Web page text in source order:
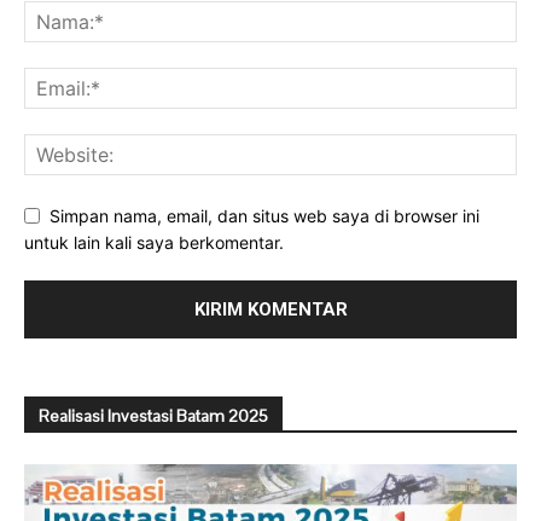
Simpan nama, email, dan situs web saya di browser ini
untuk lain kali saya berkomentar.
Realisasi Investasi Batam 2025